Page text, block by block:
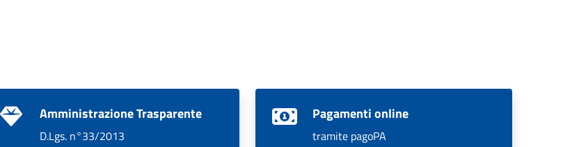
Amministrazione Trasparente
D.Lgs. n°33/2013
Pagamenti online
tramite pagoPA